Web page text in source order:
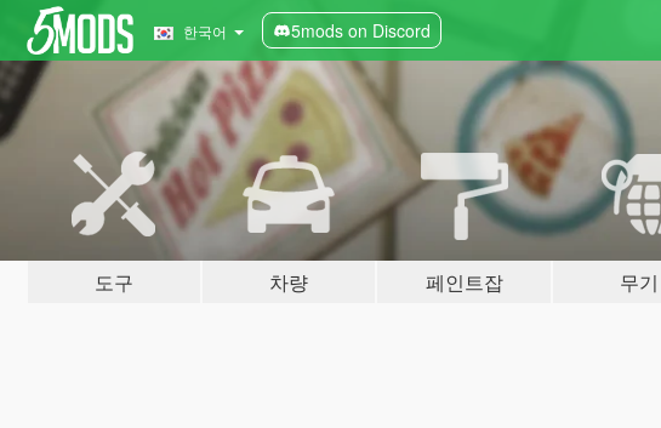
한국어 5mods on Discord
도구 차량 페인트잡 무기